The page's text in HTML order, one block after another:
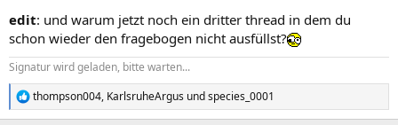
edit: und warum jetzt noch ein dritter thread in dem du
schon wieder den fragebogen nicht ausfüllst?
Signatur wird geladen, bitte warten...
R
e
thompson004, KarlsruheArgus undspecies_0001